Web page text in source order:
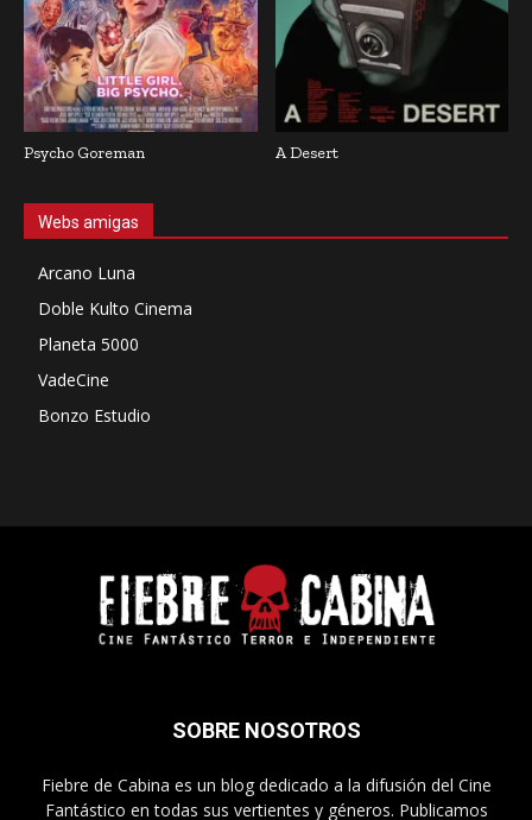
Psycho Goreman A Desert
Webs amigas
Arcano Luna
Doble Kulto Cinema
Planeta 5000
VadeCine
Bonzo Estudio
SOBRE NOSOTROS
Fiebre de Cabina es un blog dedicado a la difusión del Cine
Fantástico en todas sus vertientes y géneros. Publicamos